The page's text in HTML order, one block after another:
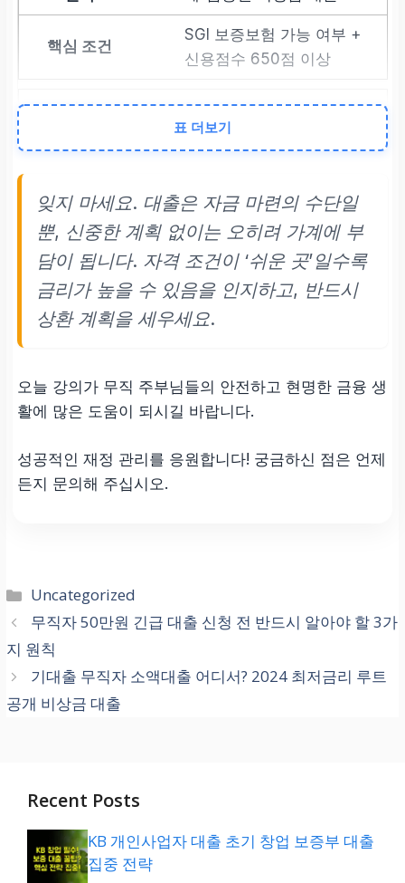
SGI 보증보험 가능 여부 +
신용점수 650점 이상
2순위
통신 등급 활용 대출 (소
통신사 우량 등급 확보 (납
부 이력)
3순위
제2금융권 주부론
유 등 유연한 심사 기준
표 더보기
잊지 마세요. 대출은 자금 마련의 수단일
뿐, 신중한 계획 없이는 오히려 가계에 부
담이 됩니다. 자격 조건이 ‘쉬운 곳’일수록
금리가 높을 수 있음을 인지하고, 반드시
상환 계획을 세우세요.
오늘 강의가 무직 주부님들의 안전하고 현명한 금융 생
활에 많은 도움이 되시길 바랍니다.
성공적인 재정 관리를 응원합니다! 궁금하신 점은 언제
든지 문의해 주십시오.
카
테
고
리
Uncategorized
무직자 50만원 긴급 대출 신청 전 반드시 알아야 할 3가
지 원칙
기대출 무직자 소액대출 어디서? 2024 최저금리 루트
공개 비상금 대출
Recent Posts
KB 개인사업자 대출 초기 창업 보증부 대출
집중 전략